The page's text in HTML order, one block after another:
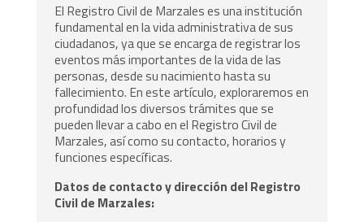
El Registro Civil de Marzales es una institución
fundamental en la vida administrativa de sus
ciudadanos, ya que se encarga de registrar los
eventos más importantes de la vida de las
personas, desde su nacimiento hasta su
fallecimiento. En este artículo, exploraremos en
profundidad los diversos trámites que se
pueden llevar a cabo en el Registro Civil de
Marzales, así como su contacto, horarios y
funciones específicas.
Datos de contacto y dirección del Registro
Civil de Marzales: